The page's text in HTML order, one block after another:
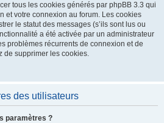
tous les cookies générés par phpBB 3.3 qui
et votre connexion au forum. Les cookies
le statut des messages (s’ils sont lus ou
a été activée par un administrateur
problèmes récurrents de connexion et de
de supprimer les cookies.
des utilisateurs
paramètres ?